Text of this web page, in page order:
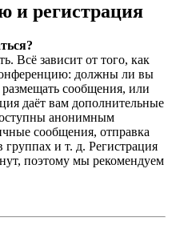
и регистрация
Всё зависит от того, как
должны ли вы
размещать сообщения, или
даёт вам дополнительные
анонимным
сообщения, отправка
и т. д. Регистрация
поэтому мы рекомендуем